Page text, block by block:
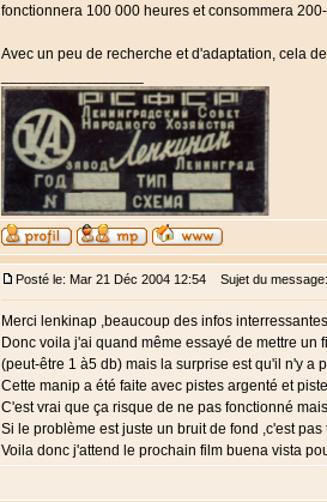
fonctionnera 100 000 heures et consommera
Avec un peu de recherche et d'adaptation, cela
Posté le: Mar 21 Déc 2004 12:54 Sujet du message:
Merci lenkinap ,beaucoup des infos
Donc voila j'ai quand même essayé de mettre
(peut-être 1 à5 db) mais la surprise est qu'il n'y a
Cette manip a été faite avec pistes argenté et
C'est vrai que ça risque de ne pas fonctionné
Si le problème est juste un bruit de fond ,c'est
Voila donc j'attend le prochain film buena vista